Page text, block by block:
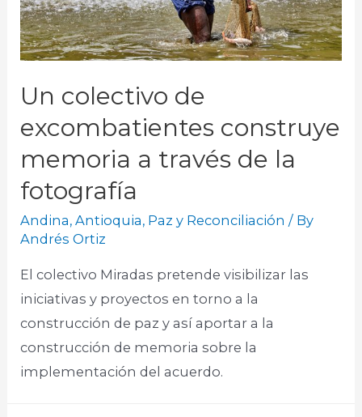
Un colectivo de
excombatientes construye
memoria a través de la
fotografía
Andina,Antioquia, Paz y Reconciliación / By
Andrés Ortiz
El colectivo Miradas pretende visibilizar las
iniciativas y proyectos en torno a la
construcción de paz y así aportar a la
construcción de memoria sobre la
implementación del acuerdo.